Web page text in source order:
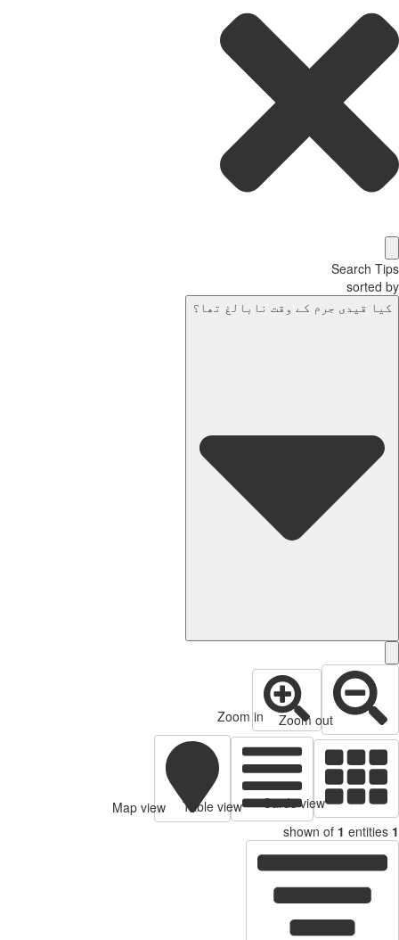
Search
sorted
قیدی جرم کے وقت نابالغ تھا؟
Zoom out
Zoom in
Cards view
Table view
Map view
shown of 1